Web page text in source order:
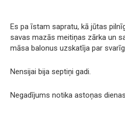
Es pa īstam sapratu, kā jūtas
savas mazās meitiņas zārka un
māsa balonus uzskatīja par
Nensijai bija septiņi gadi.
Negadījums notika astoņas